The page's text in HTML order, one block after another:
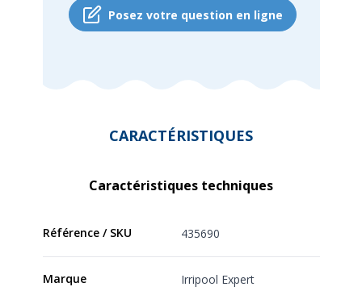
Posez votre question en ligne
CARACTÉRISTIQUES
Caractéristiques techniques
Référence / SKU 435690
Marque Irripool Expert